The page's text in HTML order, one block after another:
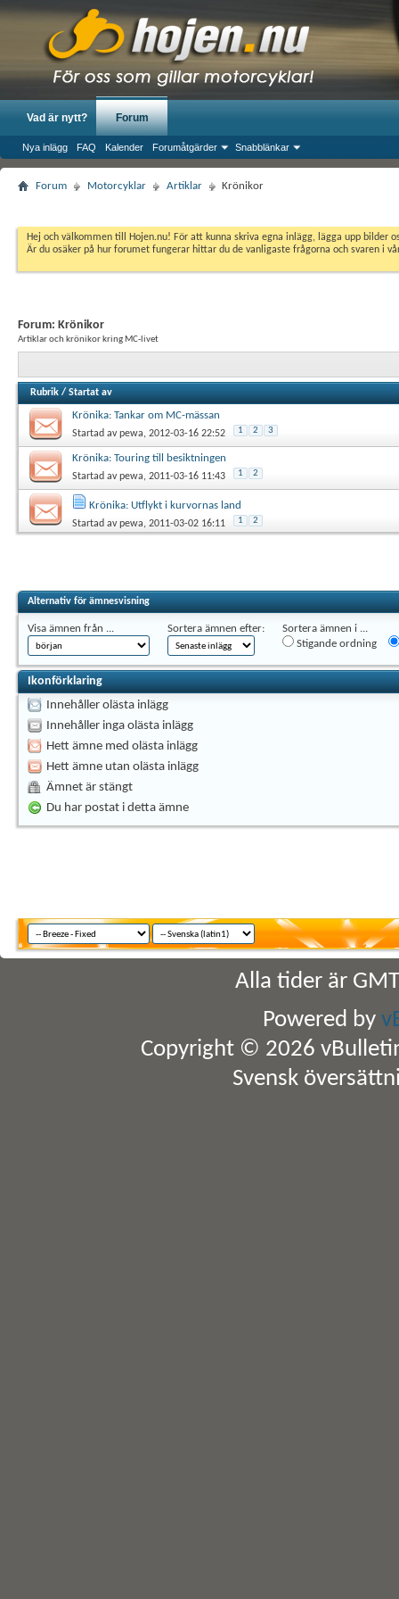
Vad är nytt? Forum
Nya inlägg FAQ Kalender Forumåtgärder Snabblänkar
Forum Motorcyklar Artiklar Krönikor
Hej och välkommen till Hojen.nu! För att kunna skriva egna inlägg, lägga upp
Är du osäker på hur forumet fungerar hittar du de vanligaste frågorna och svaren i
Forum: Krönikor
Artiklar och krönikor kring MC-livet
Rubrik / Startat av
Krönika: Tankar om MC-mässan
Startad avpewa, 2012-03-16 22:52 1 2 3
Krönika: Touring till besiktningen
Startad avpewa, 2011-03-16 11:43 1 2
Krönika: Utflykt i kurvornas land
Startad avpewa, 2011-03-02 16:11 1 2
Alternativ för ämnesvisning
Visa ämnen från ... Sortera ämnen efter:
Sortera ämnen i ...
Stigande ordning
Ikonförklaring
Innehåller olästa inlägg
Innehåller inga olästa inlägg
Hett ämne med olästa inlägg
Hett ämne utan olästa inlägg
Ämnet är stängt
Du har postat i detta ämne
Alla tider är
Powered by
Copyright © 2026
Svensk